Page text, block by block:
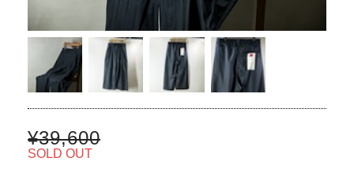
¥39,600
SOLD OUT